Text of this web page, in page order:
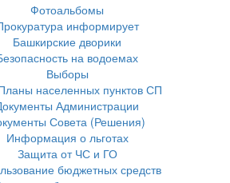
Фотоальбомы
информирует
Башкирские дворики
на водоемах
Выборы
населенных пунктов СП
Администрации
Совета (Решения)
Информация о льготах
Защита от ЧС и ГО
бюджетных средств